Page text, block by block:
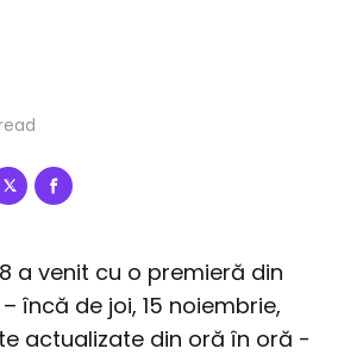
a venit cu o premieră din
încă de joi, 15 noiembrie,
actualizate din oră în oră -